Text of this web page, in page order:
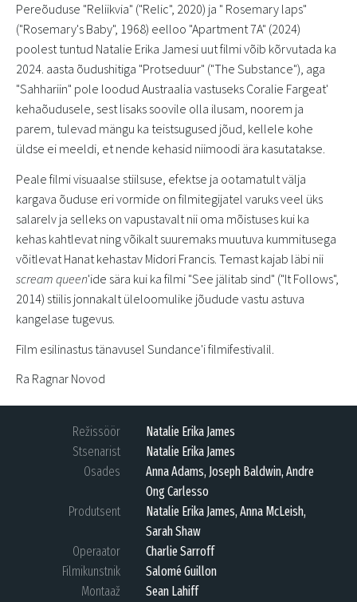
Pereõuduse "Reliikvia" ("Relic", 2020) ja " Rosemary laps"
("Rosemary's Baby", 1968) eelloo "Apartment 7A" (2024)
poolest tuntud Natalie Erika Jamesi uut filmi võib kõrvutada ka
2024. aasta õudushitiga "Protseduur" ("The Substance"), aga
"Sahhariin" pole loodud Austraalia vastuseks Coralie Fargeat'
kehaõudusele, sest lisaks soovile olla ilusam, noorem ja
parem, tulevad mängu ka teistsugused jõud, kellele kohe
üldse ei meeldi, et nende kehasid niimoodi ära kasutatakse.
Peale filmi visuaalse stiilsuse, efektse ja ootamatult välja
kargava õuduse eri vormide on filmitegijatel varuks veel üks
salarelv ja selleks on vapustavalt nii oma mõistuses kui ka
kehas kahtlevat ning võikalt suuremaks muutuva kummitusega
võitlevat Hanat kehastav Midori Francis. Temast kajab läbi nii
scream queen'ide sära kui ka filmi "See jälitab sind" ("It Follows",
2014) stiilis jonnakalt üleloomulike jõudude vastu astuva
kangelase tugevus.
Film esilinastus tänavusel Sundance'i filmifestivalil.
Ra Ragnar Novod
Režissöör
Natalie Erika James
Stsenarist
Natalie Erika James
Osades
Anna Adams, Joseph Baldwin, Andre
Ong Carlesso
Produtsent
Natalie Erika James, Anna McLeish,
Sarah Shaw
Operaator
Charlie Sarroff
Filmikunstnik
Salomé Guillon
Montaaž
Sean Lahiff